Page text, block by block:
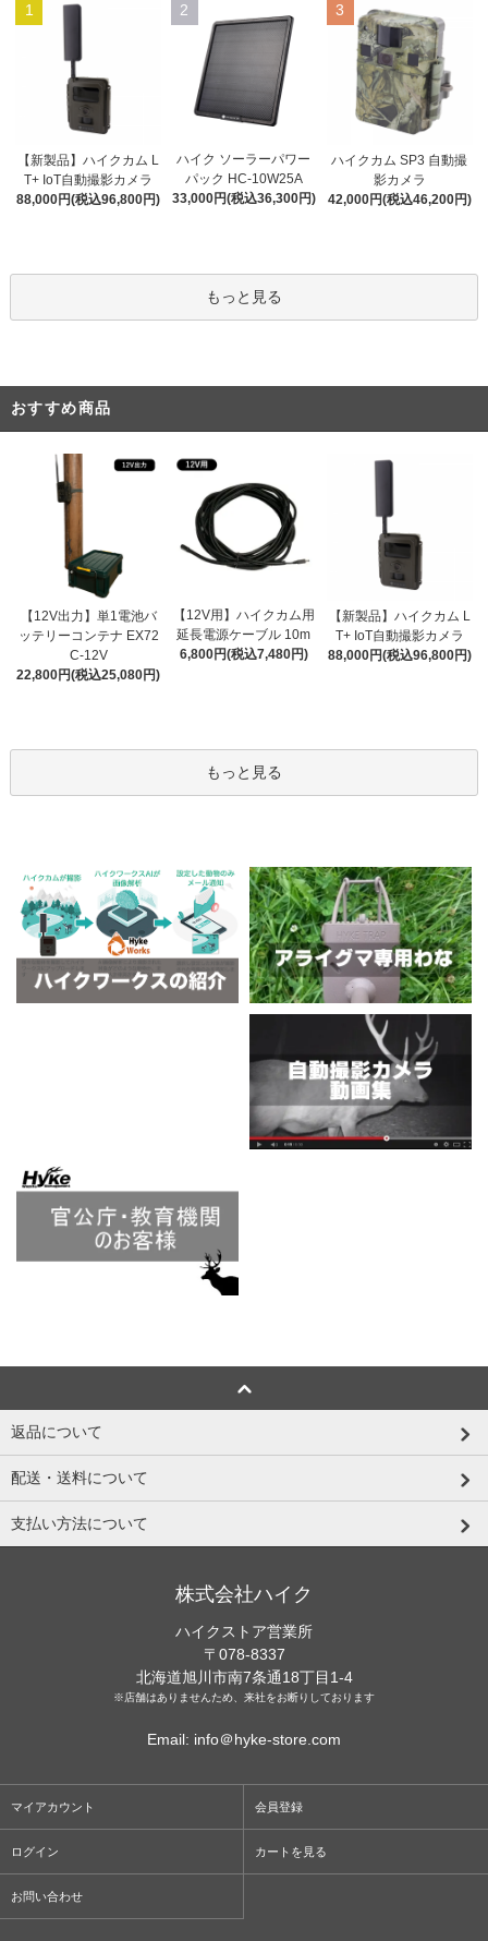
1
【新製品】ハイクカム L
T+ IoT自動撮影カメラ
88,000円(税込96,800円)
2
ハイク ソーラーパワー
パック HC-10W25A
33,000円(税込36,300円)
3
ハイクカム SP3 自動撮
影カメラ
42,000円(税込46,200円)
もっと見る
おすすめ商品
【12V出力】単1電池バ
ッテリーコンテナ EX72
C-12V
22,800円(税込25,080円)
【12V用】ハイクカム用
延長電源ケーブル 10m
6,800円(税込7,480円)
【新製品】ハイクカム L
T+ IoT自動撮影カメラ
88,000円(税込96,800円)
もっと見る
返品について
配送・送料について
支払い方法について
株式会社ハイク
ハイクストア営業所
〒078-8337
北海道旭川市南7条通18丁目1-4
※店舗はありませんため、来社をお断りしております
Email: info＠hyke-store.com
マイアカウント 会員登録
ログイン カートを見る
お問い合わせ